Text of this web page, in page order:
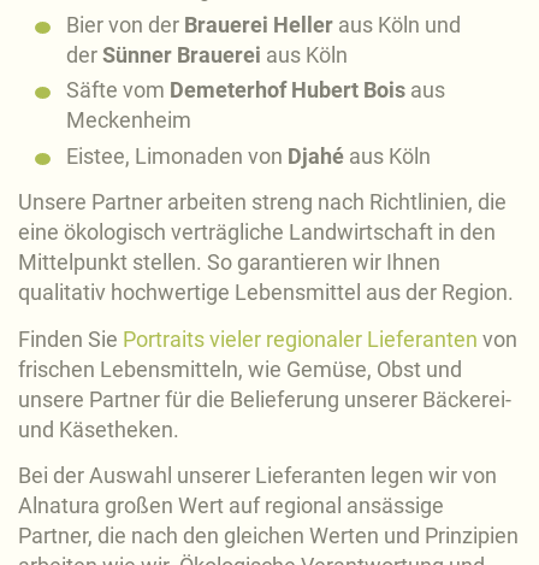
Bier von der Brauerei Heller aus Köln und
derSünner Brauerei aus Köln
Säfte vom Demeterhof Hubert Bois aus
Meckenheim
Eistee, Limonaden von Djahé aus Köln
Unsere Partner arbeiten streng nach Richtlinien, die
eine ökologisch verträgliche Landwirtschaft in den
Mittelpunkt stellen. So garantieren wir Ihnen
qualitativ hochwertige Lebensmittel aus der Region.
Finden Sie Portraits vieler regionaler Lieferanten von
frischen Lebensmitteln, wie Gemüse, Obst und
unsere Partner für die Belieferung unserer Bäckerei-
und Käsetheken.
Bei der Auswahl unserer Lieferanten legen wir von
Alnatura großen Wert auf regional ansässige
Partner, die nach den gleichen Werten und Prinzipien